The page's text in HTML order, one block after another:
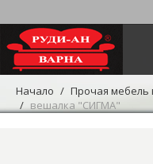
Начало Прочая мебель
вешалка "СИГМА"